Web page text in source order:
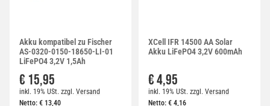
Akku kompatibel zu Fischer
AS-0320-0150-18650-LI-01
LiFePO4 3,2V 1,5Ah
€ 15,95
inkl. 19% USt. zzgl. Versand
Netto: € 13,40
XCell IFR 14500 AA Solar
Akku LiFePO4 3,2V 600mAh
€ 4,95
inkl. 19% USt. zzgl. Versand
Netto: € 4,16